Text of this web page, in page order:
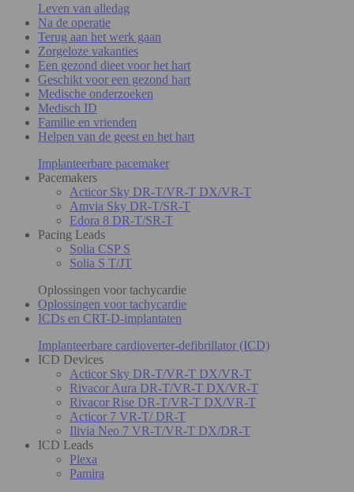
Leven van alledag
Na de operatie
Terug aan het werk gaan
Zorgeloze vakanties
Een gezond dieet voor het hart
Geschikt voor een gezond hart
Medische onderzoeken
Medisch ID
Familie en vrienden
Helpen van de geest en het hart
Implanteerbare pacemaker
Pacemakers
Acticor Sky DR-T/VR-T DX/VR-T
Amvia Sky DR-T/SR-T
Edora 8 DR-T/SR-T
Pacing Leads
Solia CSP S
Solia S T/JT
Oplossingen voor tachycardie
Oplossingen voor tachycardie
ICDs en CRT-D-implantaten
Implanteerbare cardioverter-defibrillator (ICD)
ICD Devices
Acticor Sky DR-T/VR-T DX/VR-T
Rivacor Aura DR-T/VR-T DX/VR-T
Rivacor Rise DR-T/VR-T DX/VR-T
Acticor 7 VR-T/ DR-T
Ilivia Neo 7 VR-T/VR-T DX/DR-T
ICD Leads
Plexa
Pamira